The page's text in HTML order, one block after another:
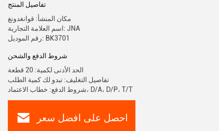
تفاصيل المنتج
مكان المنشأ: قوانغدونغ
اسم العلامة التجارية: JNA
رقم الموديل: BK3701
شروط الدفع والشحن
الحد الأدنى لكمية: 20 قطعة
تفاصيل التغليف: تبدو لك كمية الطلب
شروط الدفع: خطاب الاعتماد، D/A، D/P، T/T
احصل على افضل سعر